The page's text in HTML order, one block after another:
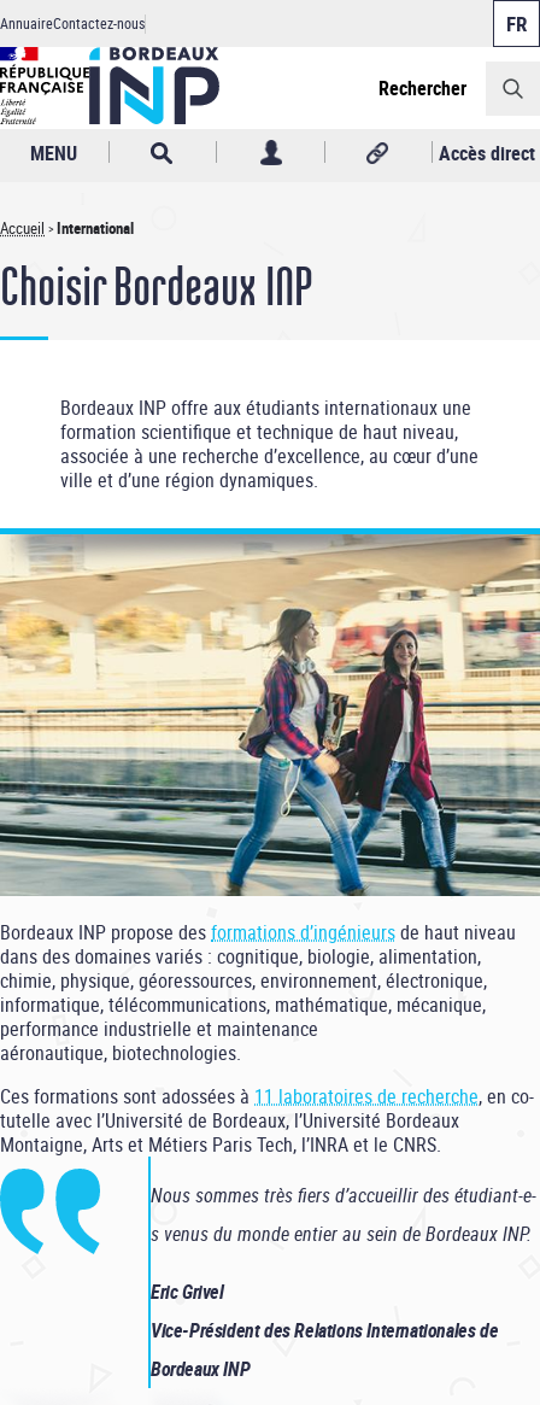
Aller
au
contenu
principal
Header
AnnuaireContactez-nous
Rechercher
MENU Accès direct
Fil
d'Ariane
Accueil International
Choisir Bordeaux INP
Bordeaux INP offre aux étudiants internationaux une
formation scientifique et technique de haut niveau,
associée à une recherche d’excellence, au cœur d’une
ville et d’une région dynamiques.
Bordeaux INP propose desformations d’ingénieursde haut niveau
dans des domaines variés : cognitique, biologie, alimentation,
chimie, physique, géoressources, environnement, électronique,
informatique, télécommunications, mathématique, mécanique,
performance industrielle et maintenance
aéronautique, biotechnologies.
Ces formations sont adossées à 11 laboratoires de recherche, en co-
tutelle avec l’Université de Bordeaux, l’Université Bordeaux
Montaigne, Arts et Métiers Paris Tech, l’INRA et le CNRS.
Nous sommes très fiers d’accueillir des étudiant-e-
s venus du monde entier au sein de Bordeaux INP.
Eric Grivel
Vice-Président des Relations Internationales de
Bordeaux INP
Panneau de gestion des cookies